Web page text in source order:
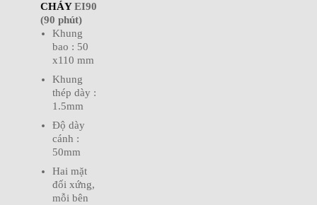
CHÁYEI90
(90 phút)
Khung
bao : 50
x110 mm
Khung
thép dày :
1.5mm
Độ dày
cánh :
50mm
Hai mặt
đối xứng,
mỗi bên